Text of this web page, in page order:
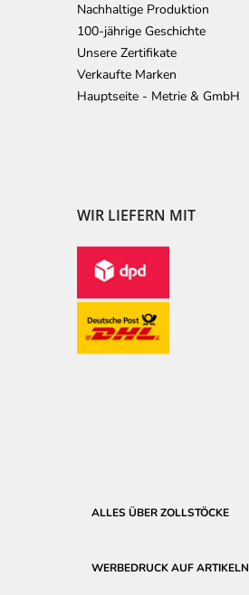
Nachhaltige Produktion
100-jährige Geschichte
Unsere Zertifikate
Verkaufte Marken
Hauptseite - Metrie & GmbH
WIR LIEFERN MIT
ALLES ÜBER ZOLLSTÖCKE
WERBEDRUCK AUF ARTIKELN